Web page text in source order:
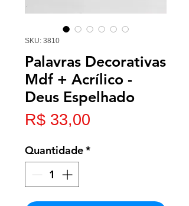
SKU: 3810
Palavras Decorativas
Mdf + Acrílico -
Deus Espelhado
R$ 33,00
Quantidade*